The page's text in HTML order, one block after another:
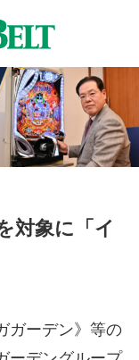
対象に「イ
ガーデン》等の